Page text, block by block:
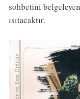
sohbetini
ısıtacaktır.